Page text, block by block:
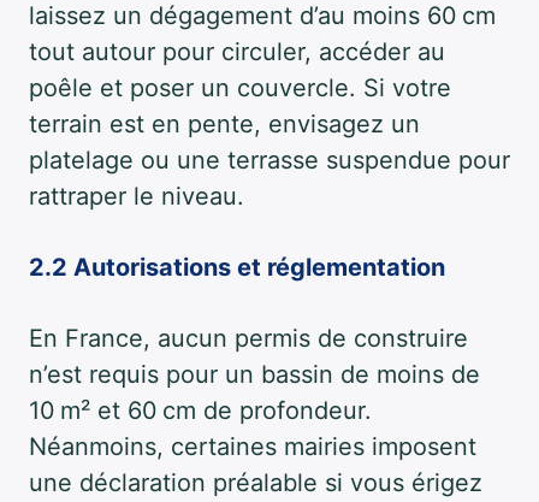
laissez un dégagement d’au moins 60 cm
tout autour pour circuler, accéder au
poêle et poser un couvercle. Si votre
terrain est en pente, envisagez un
platelage ou une terrasse suspendue pour
rattraper le niveau.
2.2 Autorisations et réglementation
En France, aucun permis de construire
n’est requis pour un bassin de moins de
10 m² et 60 cm de profondeur.
Néanmoins, certaines mairies imposent
une déclaration préalable si vous érigez